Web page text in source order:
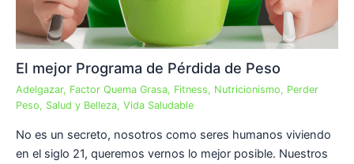
El mejor Programa de Pérdida de Peso
Adelgazar, Factor Quema Grasa, Fitness, Nutricionismo, Perder
Peso, Salud y Belleza, Vida Saludable
No es un secreto, nosotros como seres humanos viviendo
en el siglo 21, queremos vernos lo mejor posible. Nuestros